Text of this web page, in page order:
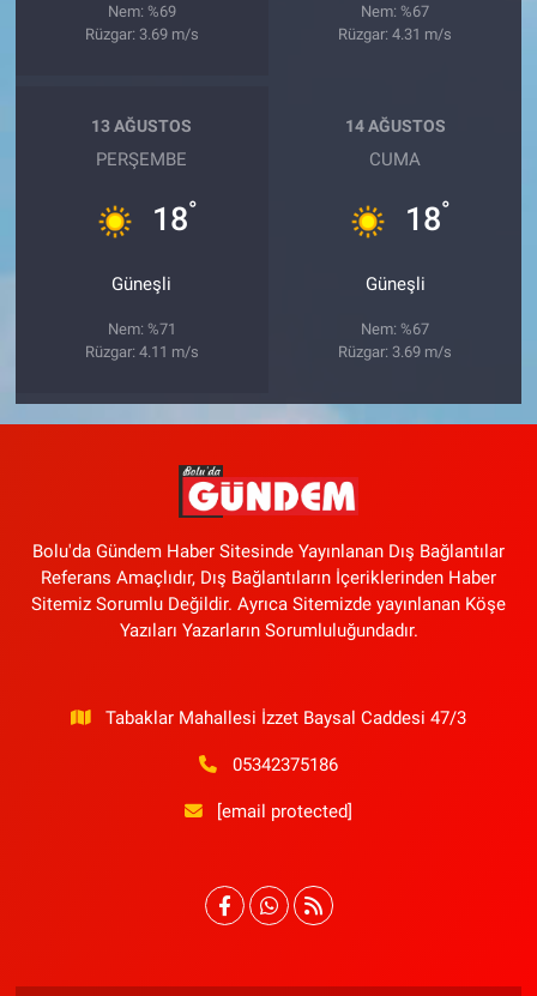
Nem: %69
Rüzgar: 3.69 m/s
Nem: %67
Rüzgar: 4.31 m/s
13 AĞUSTOS
PERŞEMBE
18°
Güneşli
Nem: %71
Rüzgar: 4.11 m/s
14 AĞUSTOS
CUMA
18°
Güneşli
Nem: %67
Rüzgar: 3.69 m/s
Bolu'da Gündem Haber Sitesinde Yayınlanan Dış Bağlantılar
Referans Amaçlıdır, Dış Bağlantıların İçeriklerinden Haber
Sitemiz Sorumlu Değildir. Ayrıca Sitemizde yayınlanan Köşe
Yazıları Yazarların Sorumluluğundadır.
Tabaklar Mahallesi İzzet Baysal Caddesi 47/3
05342375186
[email protected]